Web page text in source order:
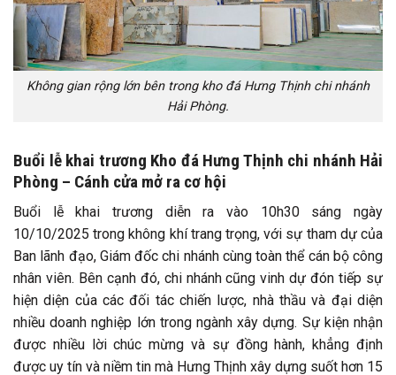
Không gian rộng lớn bên trong kho đá Hưng Thịnh chi nhánh
Hải Phòng.
Buổi lễ khai trương Kho đá Hưng Thịnh chi nhánh Hải
Phòng – Cánh cửa mở ra cơ hội
Buổi lễ khai trương diễn ra vào 10h30 sáng ngày
10/10/2025 trong không khí trang trọng, với sự tham dự của
Ban lãnh đạo, Giám đốc chi nhánh cùng toàn thể cán bộ công
nhân viên. Bên cạnh đó, chi nhánh cũng vinh dự đón tiếp sự
hiện diện của các đối tác chiến lược, nhà thầu và đại diện
nhiều doanh nghiệp lớn trong ngành xây dựng. Sự kiện nhận
được nhiều lời chúc mừng và sự đồng hành, khẳng định
được uy tín và niềm tin mà Hưng Thịnh xây dựng suốt hơn 15